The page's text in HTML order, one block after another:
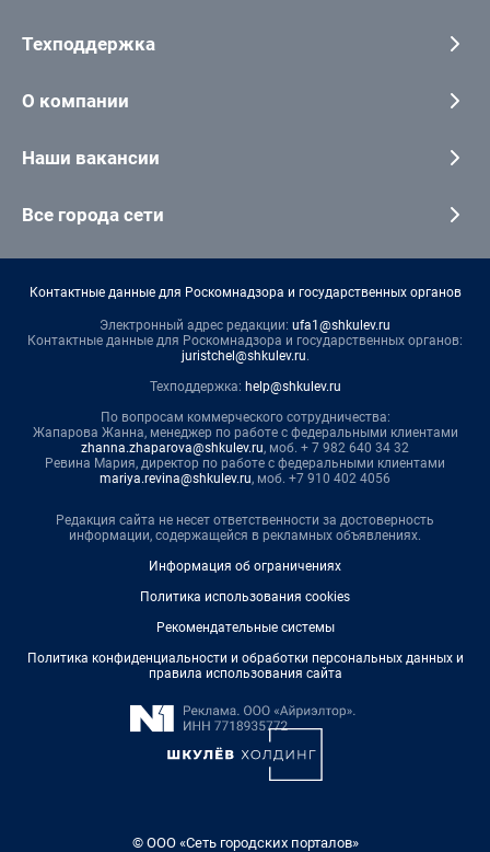
Техподдержка
О компании
Наши вакансии
Все города сети
Контактные данные для Роскомнадзора и государственных органов
Электронный адрес редакции: ufa1@shkulev.ru
Контактные данные для Роскомнадзора и государственных органов:
juristchel@shkulev.ru.
Техподдержка: help@shkulev.ru
По вопросам коммерческого сотрудничества:
Жапарова Жанна, менеджер по работе с федеральными клиентами
zhanna.zhaparova@shkulev.ru, моб. + 7 982 640 34 32
Ревина Мария, директор по работе с федеральными клиентами
mariya.revina@shkulev.ru, моб. +7 910 402 4056
Редакция сайта не несет ответственности за достоверность
информации, содержащейся в рекламных объявлениях.
Информация об ограничениях
Политика использования cookies
Рекомендательные системы
Политика конфиденциальности и обработки персональных данных и
правила использования сайта
© ООО «Сеть городских порталов»